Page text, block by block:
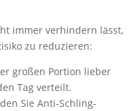
immer verhindern lässt,
zu reduzieren:
großen Portion lieber
Tag verteilt.
Sie Anti-Schling-